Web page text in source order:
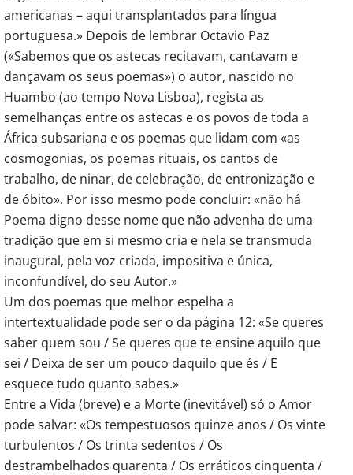
americanas – aqui transplantados para língua
portuguesa.» Depois de lembrar Octavio Paz
(«Sabemos que os astecas recitavam, cantavam e
dançavam os seus poemas») o autor, nascido no
Huambo (ao tempo Nova Lisboa), regista as
semelhanças entre os astecas e os povos de toda a
África subsariana e os poemas que lidam com «as
cosmogonias, os poemas rituais, os cantos de
trabalho, de ninar, de celebração, de entronização e
de óbito». Por isso mesmo pode concluir: «não há
Poema digno desse nome que não advenha de uma
tradição que em si mesmo cria e nela se transmuda
inaugural, pela voz criada, impositiva e única,
inconfundível, do seu Autor.»
Um dos poemas que melhor espelha a
intertextualidade pode ser o da página 12: «Se queres
saber quem sou / Se queres que te ensine aquilo que
sei / Deixa de ser um pouco daquilo que és / E
esquece tudo quanto sabes.»
Entre a Vida (breve) e a Morte (inevitável) só o Amor
pode salvar: «Os tempestuosos quinze anos / Os vinte
turbulentos / Os trinta sedentos / Os
destrambelhados quarenta / Os erráticos cinquenta /